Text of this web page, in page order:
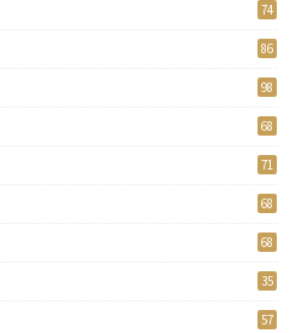
74
86
98
68
71
68
68
35
57